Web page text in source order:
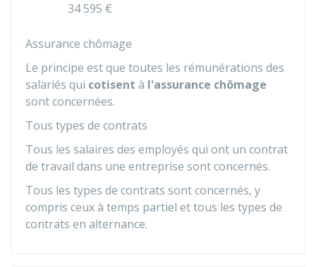
34 595 €
Assurance chômage
Le principe est que toutes les rémunérations des
salariés qui cotisent à l'assurance chômage
sont concernées.
Tous types de contrats
Tous les salaires des employés qui ont un contrat
de travail dans une entreprise sont concernés.
Tous les types de contrats sont concernés, y
compris ceux à temps partiel et tous les types de
contrats en alternance.